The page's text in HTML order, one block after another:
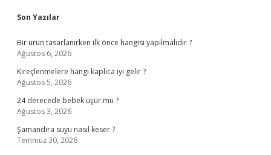
Sidebar
Son Yazılar
Bir ürün tasarlanırken ilk önce hangisi yapılmalıdır ?
Ağustos 6, 2026
Kireçlenmelere hangi kaplıca iyi gelir ?
Ağustos 5, 2026
24 derecede bebek üşür mü ?
Ağustos 3, 2026
Şamandıra suyu nasıl keser ?
Temmuz 30, 2026